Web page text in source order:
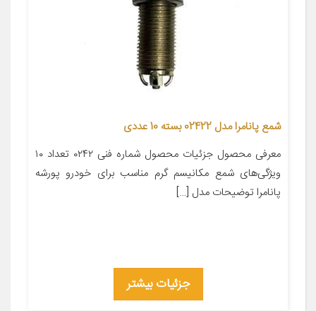
شمع پانامرا مدل 02422 بسته 10 عددی
معرفی محصول جزئیات محصول شماره فنی ۰۲۴۲ تعداد ۱۰
ویژگی‌های شمع مکانیسم گرم مناسب برای خودرو پورشه
پانامرا توضیحات مدل […]
جزئیات بیشتر